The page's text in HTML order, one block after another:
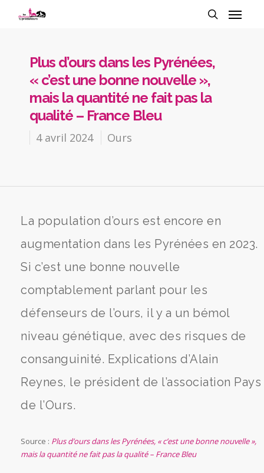
Plus d’ours dans les Pyrénées,
« c’est une bonne nouvelle »,
mais la quantité ne fait pas la
qualité – France Bleu
4 avril 2024 Ours
La population d’ours est encore en
augmentation dans les Pyrénées en 2023.
Si c’est une bonne nouvelle
comptablement parlant pour les
défenseurs de l’ours, il y a un bémol
niveau génétique, avec des risques de
consanguinité. Explications d’Alain
Reynes, le président de l’association Pays
de l’Ours.
Source : Plus d’ours dans les Pyrénées, « c’est une bonne nouvelle »,
mais la quantité ne fait pas la qualité – France Bleu